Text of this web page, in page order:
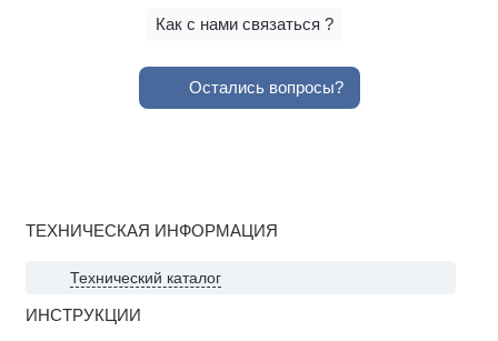
Как с нами связаться ?
Остались вопросы?
ТЕХНИЧЕСКАЯ ИНФОРМАЦИЯ
Технический каталог
ИНСТРУКЦИИ